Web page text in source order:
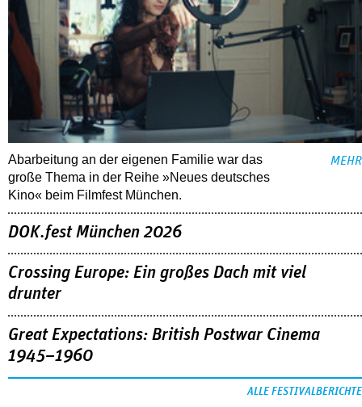
Abarbeitung an der eigenen Familie war das
große Thema in der Reihe »Neues deutsches
Kino« beim Filmfest München.
MEHR
DOK.fest München 2026
Crossing Europe: Ein großes Dach mit viel
drunter
Great Expectations: British Postwar Cinema
1945–1960
ALLE FESTIVALBERICHTE